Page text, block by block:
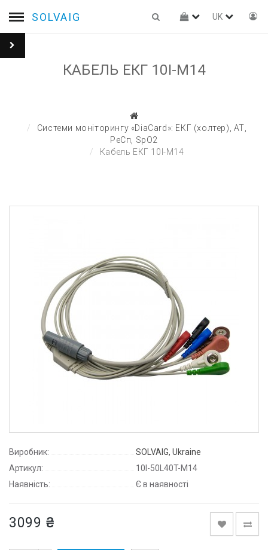
SOLVAIG UK
КАБЕЛЬ ЕКГ 10I-M14
Системи моніторингу «DiaCard»: ЕКГ (холтер), АТ,
РеСп, SpO2
Кабель ЕКГ 10I-M14
Виробник:
SOLVAIG, Ukraine
Артикул:
10I-50L40T-M14
Наявність:
Є в наявності
3099 ₴